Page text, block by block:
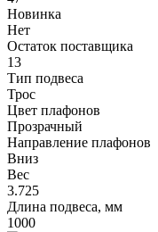
Новинка
Нет
Остаток поставщика
13
Тип подвеса
Трос
Цвет плафонов
Прозрачный
Направление плафонов
Вниз
Вес
3.725
Длина подвеса, мм
1000